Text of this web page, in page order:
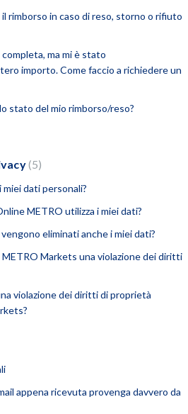
rimborso in caso di reso, storno o rifiuto
ma mi è stato
importo. Come faccio a richiedere un
stato del mio rimborso/reso?
5
dati personali?
METRO utilizza i miei dati?
eliminati anche i miei dati?
Markets una violazione dei diritti
violazione dei diritti di proprietà
appena ricevuta provenga davvero da